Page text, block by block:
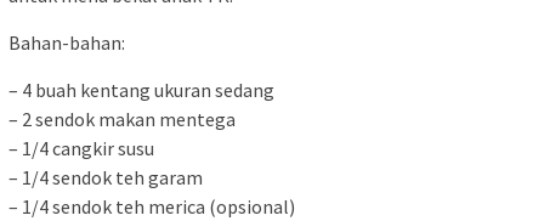
Bahan-bahan:
– 4 buah kentang ukuran sedang
– 2 sendok makan mentega
– 1/4 cangkir susu
– 1/4 sendok teh garam
– 1/4 sendok teh merica (opsional)